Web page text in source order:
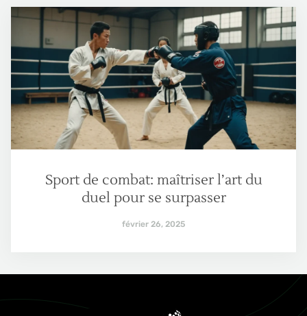
Sport de combat: maîtriser l’art du
duel pour se surpasser
février 26, 2025